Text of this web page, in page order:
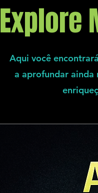
Explore
Aqui você
a aprofundar ainda